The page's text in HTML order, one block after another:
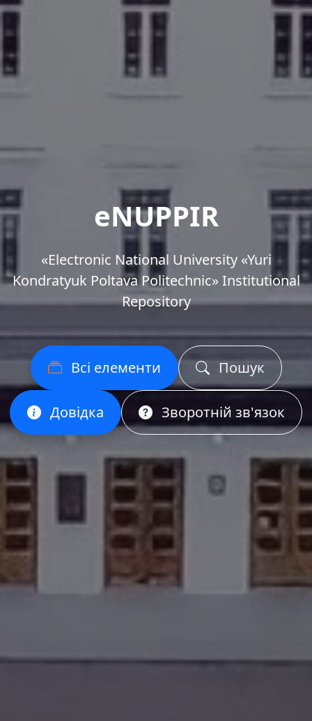
eNUPPIR
«Еlectronic National University «Yuri
Kondratyuk Poltava Politechnic» Institutional
Repository
Всі елементи Пошук
Довідка Зворотній зв'язок